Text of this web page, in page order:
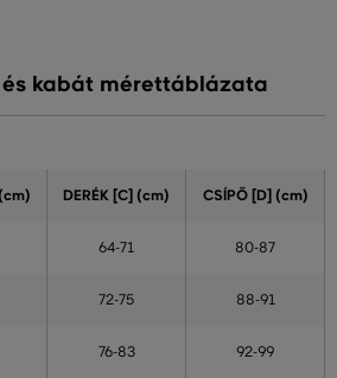
és kabát mérettáblázata
DERÉK [C] (cm) CSÍPŐ [D] (cm)
64-71 80-87
72-75 88-91
76-83 92-99